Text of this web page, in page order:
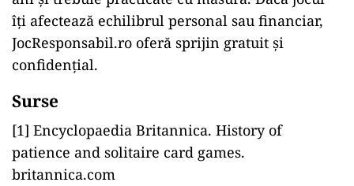
îți afectează echilibrul personal sau financiar,
JocResponsabil.ro oferă sprijin gratuit și
confidențial.
Surse
[1] Encyclopaedia Britannica. History of
patience and solitaire card games.
britannica.com